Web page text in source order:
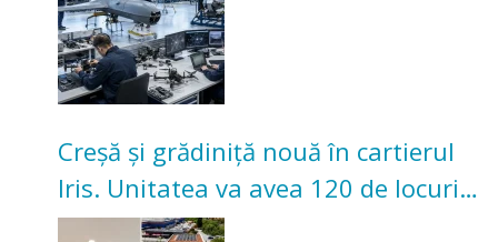
Creșă și grădiniță nouă în cartierul
Iris. Unitatea va avea 120 de locuri
pentru copii